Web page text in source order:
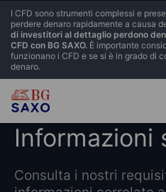
I CFD sono strumenti complessi e
perdere denaro rapidamente a causa
di investitori al dettaglio perdono
CFD con BG SAXO. È importante
funzionano i CFD e se si è in grado di
denaro.
Informazioni
Consulta i nostri